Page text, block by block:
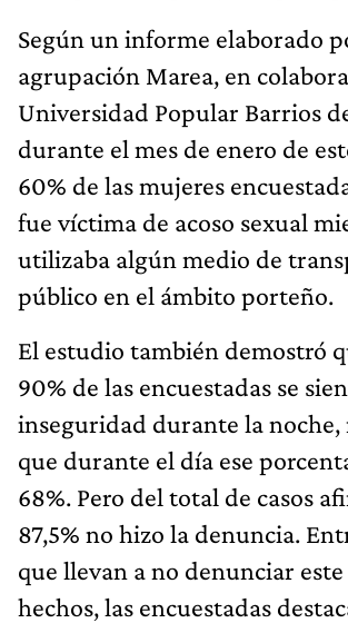
Según un informe elaborado
agrupación Marea, en
Universidad Popular Barrios
durante el mes de enero de
60% de las mujeres
fue víctima de acoso sexual
utilizaba algún medio de
público en el ámbito porteño.
El estudio también demostró
90% de las encuestadas se
inseguridad durante la
que durante el día ese
68%. Pero del total de casos
87,5% no hizo la denuncia.
que llevan a no denunciar
hechos, las encuestadas